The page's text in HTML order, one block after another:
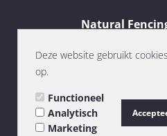
Natural
Showroom/
Nederland
(graag even bellen
Deze website gebruikt
op.
Functioneel
Analytisch
Marketing